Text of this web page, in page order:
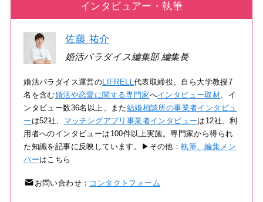
インタビュアー・執筆
佐藤 祐介
婚活パラダイス編集部 編集長
婚活パラダイス運営のLIFRELL代表取締役。自ら大学教授7
名を含む婚活や恋愛に関する専門家へインタビュー取材、イ
ンタビュー数36名以上、また結婚相談所の事業者インタビュ
ー は52社、 マッチングアプリ事業者インタビューは12社、利
用者へのインタビューは100件以上実施。専門家から得られ
た知識を記事に反映しています。▶その他：執筆、編集メン
バーはこちら
お問い合わせ： コンタクトフォーム